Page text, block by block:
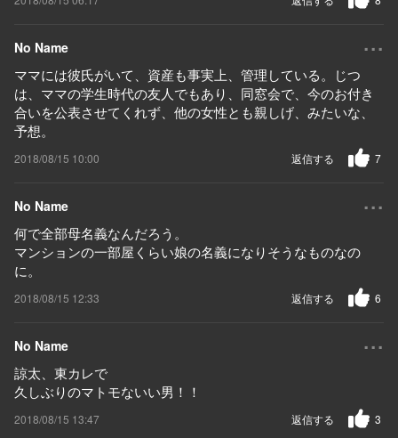
No Name ...
ママには彼氏がいて、資産も事実上、管理している。じつ
は、ママの学生時代の友人でもあり、同窓会で、今のお付き
合いを公表させてくれず、他の女性とも親しげ、みたいな、
予想。
2018/08/15 10:00 7
返信する
No Name ...
何で全部母名義なんだろう。
マンションの一部屋くらい娘の名義になりそうなものなの
に。
2018/08/15 12:33 6
返信する
No Name ...
諒太、東カレで
久しぶりのマトモないい男！！
2018/08/15 13:47 3
返信する